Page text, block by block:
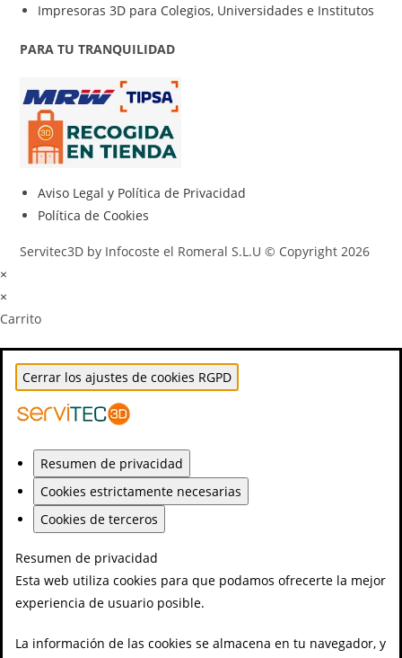
Impresoras 3D para Colegios, Universidades e Institutos
PARA TU TRANQUILIDAD
Aviso Legal y Política de Privacidad
Política de Cookies
Servitec3D by Infocoste el Romeral S.L.U © Copyright 2026
×
×
Carrito
Cerrar los ajustes de cookies RGPD
Resumen de privacidad
Cookies estrictamente necesarias
Cookies de terceros
Resumen de privacidad
Esta web utiliza cookies para que podamos ofrecerte la mejor
experiencia de usuario posible.
La información de las cookies se almacena en tu navegador, y